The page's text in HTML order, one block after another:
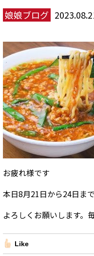
娘娘ブログ
お疲れ様です
本日8月21日から24日ま
よろしくお願いします。
Like